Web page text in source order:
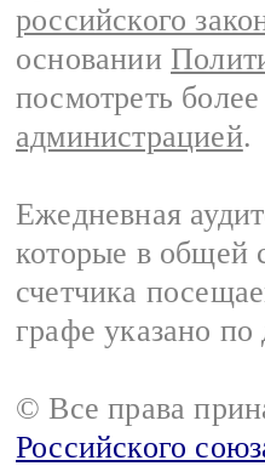
российского
основании
посмотреть
администрацией.
Ежедневная
которые в общей
счетчика
графе указано
© Все права
Российского